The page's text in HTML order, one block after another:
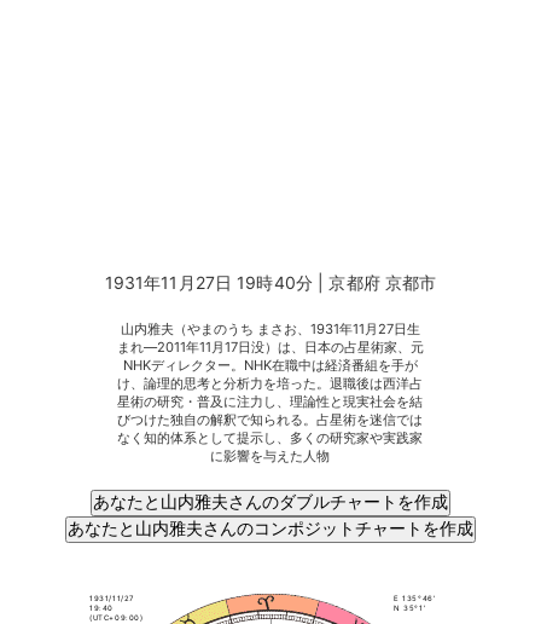
1931年11月27日 19時40分 | 京都府 京都市
山内雅夫（やまのうち まさお、1931年11月27日生
まれ―2011年11月17日没）は、日本の占星術家、元
NHKディレクター。NHK在職中は経済番組を手が
け、論理的思考と分析力を培った。退職後は西洋占
星術の研究・普及に注力し、理論性と現実社会を結
びつけた独自の解釈で知られる。占星術を迷信では
なく知的体系として提示し、多くの研究家や実践家
に影響を与えた人物
1931/11/27
19:40
(UTC+09:00)
E 135°46'
N 35°1'